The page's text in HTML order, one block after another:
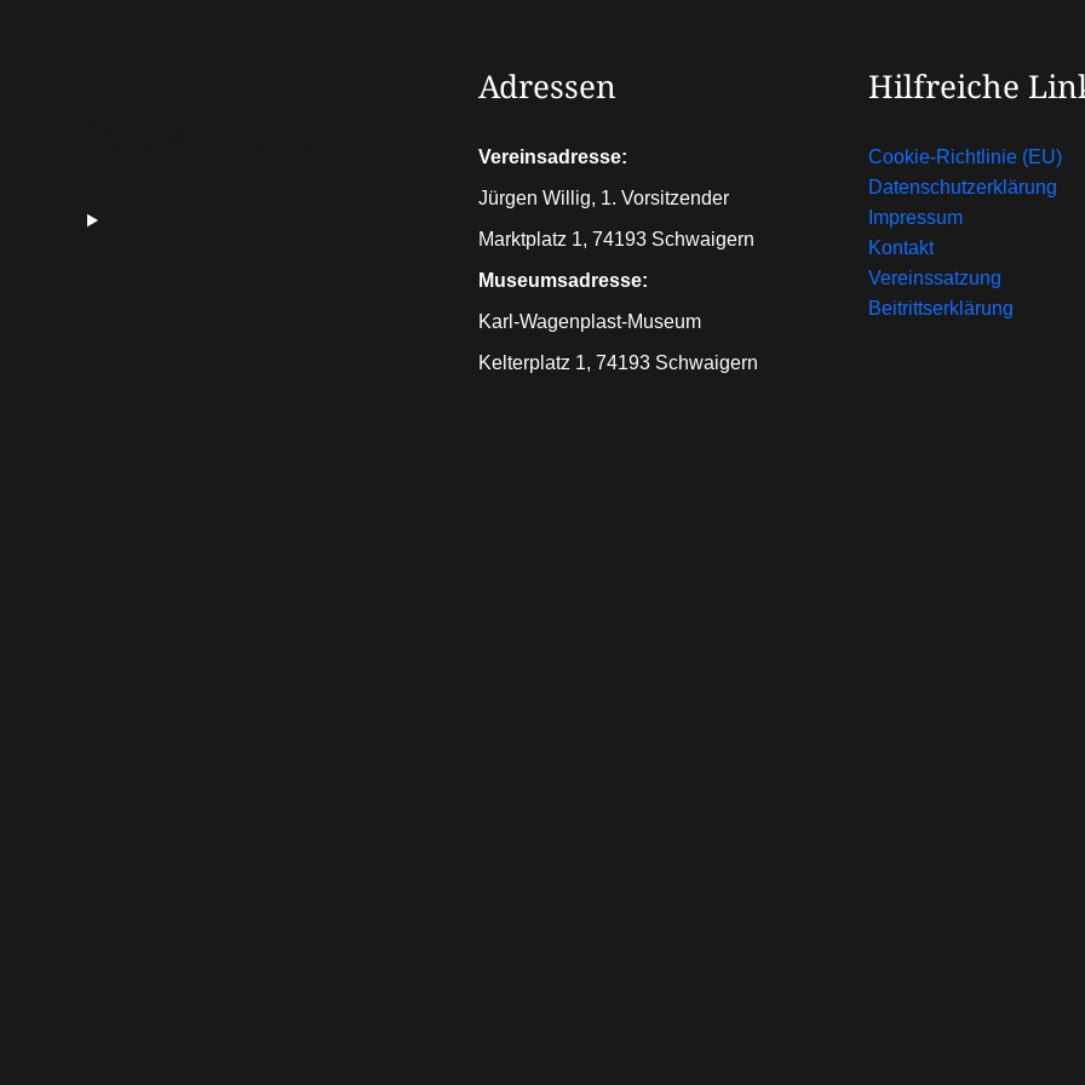
Adressen
Vereinsadresse:
Jürgen Willig, 1. Vorsitzender
Marktplatz 1, 74193 Schwaigern
Museumsadresse:
Karl-Wagenplast-Museum
Kelterplatz 1, 74193 Schwaigern
Hilfreiche
Cookie-Richtlinie (EU)
Datenschutzerklärung
Impressum
Kontakt
Vereinssatzung
Beitrittserklärung